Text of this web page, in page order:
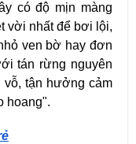
có độ mịn màng
vời nhất để bơi lội,
ven bờ hay đơn
tán rừng nguyên
vỗ, tận hưởng cảm
hoang".